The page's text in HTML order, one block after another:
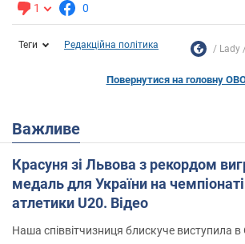
1 0
Теги Редакційна політика Lady
Повернутися на головну
Важливе
Красуня зі Львова з рекордом
медаль для України на чемпіонаті
атлетики U20. Відео
Наша співвітчизниця блискуче виступила в